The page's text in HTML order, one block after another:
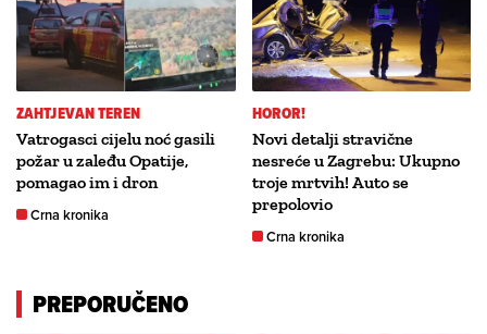
ZAHTJEVAN TEREN
Vatrogasci cijelu noć gasili
požar u zaleđu Opatije,
pomagao im i dron
Crna kronika
HOROR!
Novi detalji stravične
nesreće u Zagrebu: Ukupno
troje mrtvih! Auto se
prepolovio
Crna kronika
PREPORUČENO